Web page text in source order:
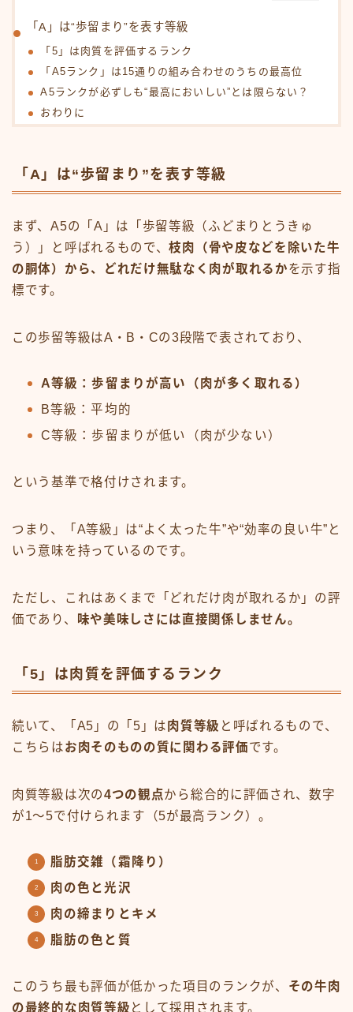
「A」は“歩留まり”を表す等級
「5」は肉質を評価するランク
「A5ランク」は15通りの組み合わせのうちの最高位
A5ランクが必ずしも“最高においしい”とは限らない？
おわりに
「A」は“歩留まり”を表す等級
まず、A5の「A」は「歩留等級（ふどまりとうきゅ
う）」と呼ばれるもので、枝肉（骨や皮などを除いた牛
の胴体）から、どれだけ無駄なく肉が取れるかを示す指
標です。
この歩留等級はA・B・Cの3段階で表されており、
A等級：歩留まりが高い（肉が多く取れる）
B等級：平均的
C等級：歩留まりが低い（肉が少ない）
という基準で格付けされます。
つまり、「A等級」は“よく太った牛”や“効率の良い牛”と
いう意味を持っているのです。
ただし、これはあくまで「どれだけ肉が取れるか」の評
価であり、
味や美味しさには直接関係しません。
「5」は肉質を評価するランク
続いて、「A5」の「5」は肉質等級 と呼ばれるもので、
こちらはお肉そのものの質に関わる評価です。
肉質等級は次の4つの観点から総合的に評価され、数字
が1〜5で付けられます（5が最高ランク）。
脂肪交雑（霜降り）
肉の色と光沢
肉の締まりとキメ
脂肪の色と質
このうち最も評価が低かった項目のランクが、 その牛肉
の最終的な肉質等級 として採用されます。